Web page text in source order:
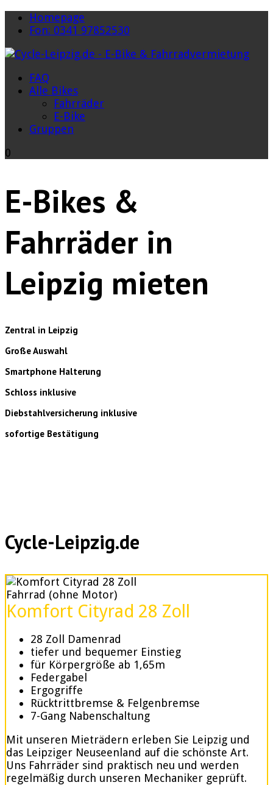
Homepage
Fon: 0341 97852530
FAQ
Alle Bikes
Fahrräder
E-Bike
Gruppen
0
E-Bikes &
Fahrräder in
Leipzig mieten
Zentral in Leipzig
Große Auswahl
Smartphone Halterung
Schloss inklusive
Diebstahlversicherung inklusive
sofortige Bestätigung
Cycle-Leipzig.de
Fahrrad (ohne Motor)
Komfort Cityrad 28 Zoll
28 Zoll Damenrad
tiefer und bequemer Einstieg
für Körpergröße ab 1,65m
Federgabel
Ergogriffe
Rücktrittbremse & Felgenbremse
7-Gang Nabenschaltung
Mit unseren Mieträdern erleben Sie Leipzig und
das Leipziger Neuseenland auf die schönste Art.
Uns Fahrräder sind praktisch neu und werden
regelmäßig durch unseren Mechaniker geprüft.